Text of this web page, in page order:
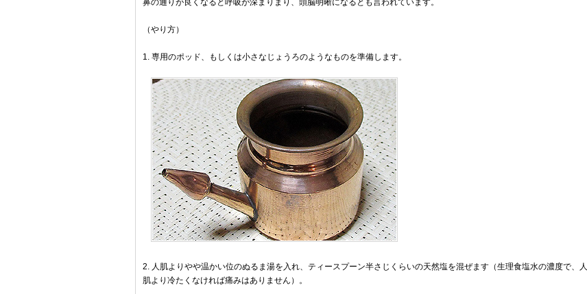
鼻の通りが良くなると呼吸が深まりまり、頭脳明晰になるとも言われています。
（やり方）
1. 専用のポッド、もしくは小さなじょうろのようなものを準備します。
2. 人肌よりやや温かい位のぬるま湯を入れ、ティースプーン半さじくらいの天然塩を混ぜます（生理食塩水の濃度で、人
肌より冷たくなければ痛みはありません）。